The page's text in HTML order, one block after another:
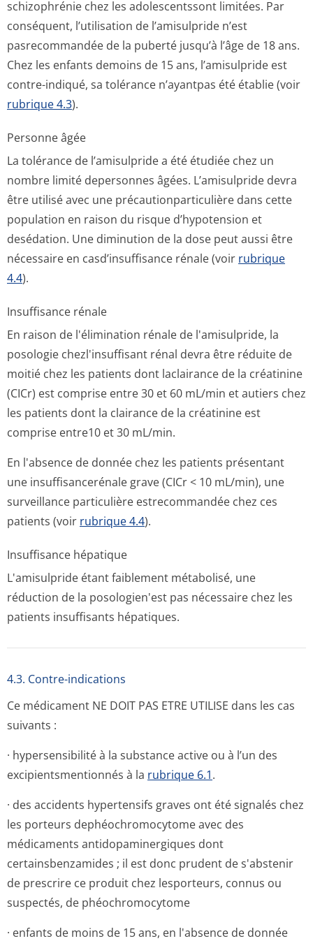
schizophrénie chez les adolescentssont limitées. Par
conséquent, l’utilisation de l’amisulpride n’est
pasrecommandée de la puberté jusqu’à l’âge de 18 ans.
Chez les enfants demoins de 15 ans, l’amisulpride est
contre-indiqué, sa tolérance n’ayantpas été établie (voir
rubrique 4.3).
Personne âgée
La tolérance de l’amisulpride a été étudiée chez un
nombre limité depersonnes âgées. L’amisulpride devra
être utilisé avec une précautionpar­ticulière dans cette
population en raison du risque d’hypotension et
desédation. Une diminution de la dose peut aussi être
nécessaire en casd’insuffisance rénale (voir rubrique
4.4).
Insuffisance rénale
En raison de l'élimination rénale de l'amisulpride, la
posologie chezl'insuffisant rénal devra être réduite de
moitié chez les patients dont laclairance de la créatinine
(CICr) est comprise entre 30 et 60 mL/min et autiers chez
les patients dont la clairance de la créatinine est
comprise entre10 et 30 mL/min.
En l'absence de donnée chez les patients présentant
une insuffisancerénale grave (CICr < 10 mL/min), une
surveillance particulière estrecommandée chez ces
patients (voir rubrique 4.4).
Insuffisance hépatique
L'amisulpride étant faiblement métabolisé, une
réduction de la posologien'est pas nécessaire chez les
patients insuffisants hépatiques.
4.3. Contre-indications
Ce médicament NE DOIT PAS ETRE UTILISE dans les cas
suivants :
· hypersensibilité à la substance active ou à l’un des
excipientsmen­tionnés à la rubrique 6.1.
· des accidents hypertensifs graves ont été signalés chez
les porteurs dephéochromocytome avec des
médicaments antidopaminergiques dont
certainsbenzamides ; il est donc prudent de s'abstenir
de prescrire ce produit chez lesporteurs, connus ou
suspectés, de phéochromocytome
· enfants de moins de 15 ans, en l'absence de donnée